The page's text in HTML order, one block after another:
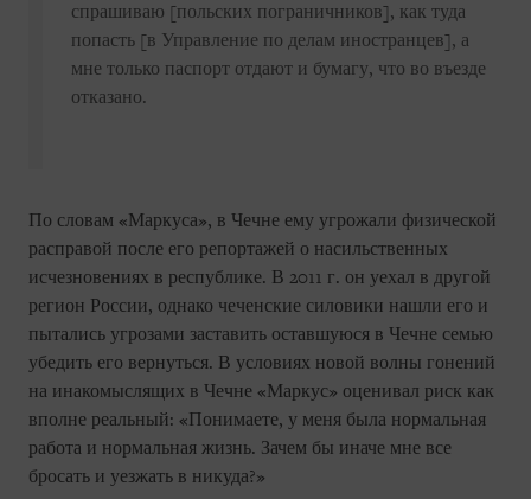
спрашиваю [польских пограничников], как туда
попасть [в Управление по делам иностранцев], а
мне только паспорт отдают и бумагу, что во въезде
отказано.
По словам «Маркуса», в Чечне ему угрожали физической
расправой после его репортажей о насильственных
исчезновениях в республике. В 2011 г. он уехал в другой
регион России, однако чеченские силовики нашли его и
пытались угрозами заставить оставшуюся в Чечне семью
убедить его вернуться. В условиях новой волны гонений
на инакомыслящих в Чечне «Маркус» оценивал риск как
вполне реальный: «Понимаете, у меня была нормальная
работа и нормальная жизнь. Зачем бы иначе мне все
бросать и уезжать в никуда?»